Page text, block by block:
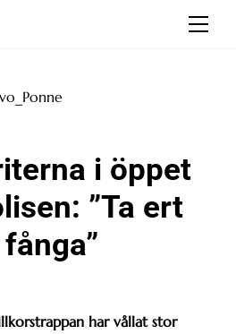
i öppet
”Ta ert
har vållat stor